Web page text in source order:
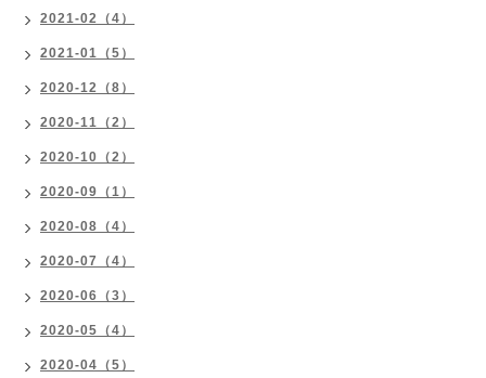
2021-02（4）
2021-01（5）
2020-12（8）
2020-11（2）
2020-10（2）
2020-09（1）
2020-08（4）
2020-07（4）
2020-06（3）
2020-05（4）
2020-04（5）